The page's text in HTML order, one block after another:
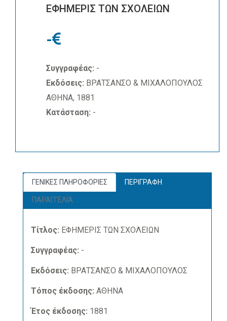
ΕΦΗΜΕΡΙΣ ΤΩΝ ΣΧΟΛΕΙΩΝ
-
Συγγραφέας: -
Εκδόσεις: ΒΡΑΤΣΑΝΣΟ & ΜΙΧΑΛΟΠΟΥΛΟΣ
ΑΘΗΝΑ, 1881
Κατάσταση: -
ΓΕΝΙΚΕΣ ΠΛΗΡΟΦΟΡΙΕΣ ΠΕΡΙΓΡΑΦΗ
ΠΑΡΑΓΓΕΛΙΑ
Τίτλος: ΕΦΗΜΕΡΙΣ ΤΩΝ ΣΧΟΛΕΙΩΝ
Συγγραφέας: -
Εκδόσεις: ΒΡΑΤΣΑΝΣΟ & ΜΙΧΑΛΟΠΟΥΛΟΣ
Τόπος έκδοσης: ΑΘΗΝΑ
Έτος έκδοσης: 1881